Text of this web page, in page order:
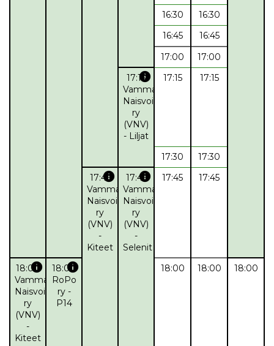
16:30
16:30
16:45
16:45
17:00
17:00
17:15info
Vammalan
Naisvoimistelijat
ry
(VNV)
- Liljat
17:15 17:15
17:30
17:30
17:45info
Vammalan
Naisvoimistelijat
ry
(VNV)
-
Kiteet
17:45info
Vammalan
Naisvoimistelijat
ry
(VNV)
-
Selenit
17:45 17:45
18:00info
Vammalan
Naisvoimistelijat
ry
(VNV)
-
Kiteet
18:00info
RoPo
ry -
P14
18:00 18:00 18:00